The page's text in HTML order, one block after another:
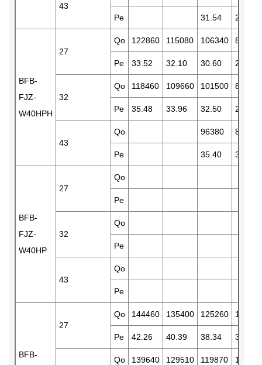
43
Pe 31.54 28.76
BFB-
FJZ-
W40HPH
27
Qo 122860 115080 106340 89420
Pe 33.52 32.10 30.60 28.54
32
Qo 118460 109660 101500 86390
Pe 35.48 33.96 32.50 29.38
43
Qo 96380 80850
Pe 35.40 32.11
BFB-
FJZ-
W40HP
27
Qo
Pe
32
Qo
Pe
43
Qo
Pe
BFB-
27
Qo 144460 135400 125260
Pe 42.26 40.39 38.34 34.72
Qo 139640 129510 119870